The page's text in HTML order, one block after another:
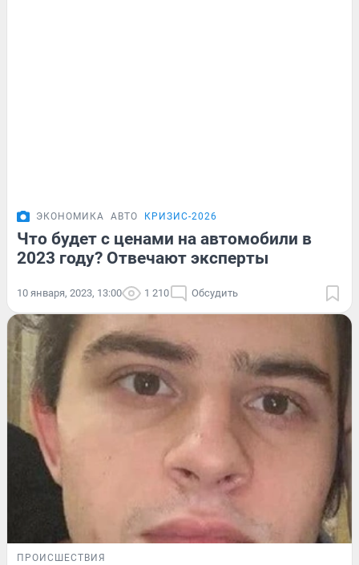
ЭКОНОМИКА АВТО КРИЗИС-2026
Что будет с ценами на автомобили в
2023 году? Отвечают эксперты
10 января, 2023, 13:00 1 210 Обсудить
ПРОИСШЕСТВИЯ